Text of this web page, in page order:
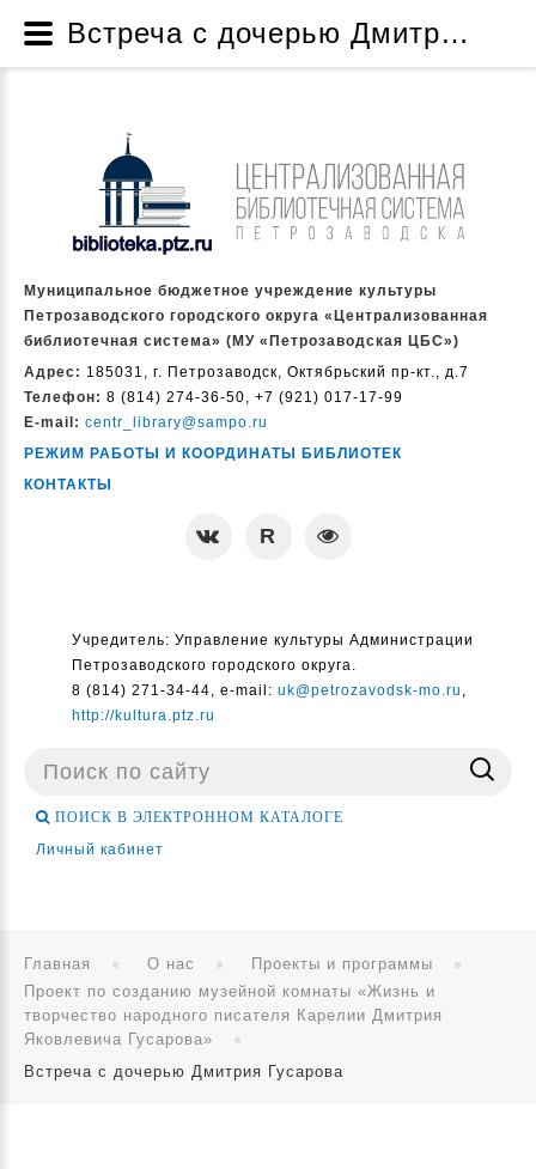
Муниципальное бюджетное учреждение культуры
Петрозаводского городского округа «Централизованная
библиотечная система» (МУ «Петрозаводская ЦБС»)
Адрес: 185031, г. Петрозаводск, Октябрьский пр-кт., д.7
Телефон: 8 (814) 274-36-50, +7 (921) 017-17-99
E-mail: centr_library@sampo.ru
РЕЖИМ РАБОТЫ И КООРДИНАТЫ БИБЛИОТЕК
КОНТАКТЫ
Учредитель: Управление культуры Администрации
Петрозаводского городского округа.
8 (814) 271-34-44, e-mail: uk@petrozavodsk-mo.ru ,
http://kultura.ptz.ru
Поиск
ПОИСК В ЭЛЕКТРОННОМ КАТАЛОГЕ
Личный кабинет
Главная О нас
Проекты и программы
Проект по созданию музейной комнаты «Жизнь и
творчество народного писателя Карелии Дмитрия
Яковлевича Гусарова»
Встреча с дочерью Дмитрия Гусарова
Встреча с дочерью Дмитрия Гусарова - Проект по созданию музейной комнаты «Жизнь и творчество народного писателя Карелии Дмитрия Яковлевича Гусарова» - Проекты и программы - О нас - Муниципальное бюджетное учреждение культуры Петрозаводского городского округа «Централизованная библиотечная система» (МУ «Петрозаводская ЦБС»)